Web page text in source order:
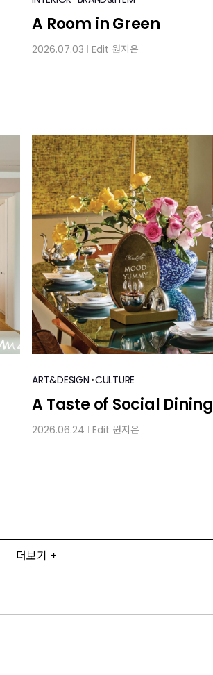
A Room in Green
2026.07.03 │Edit 원지은
ART&DESIGN ·CULTURE
A Taste of Social Dining
2026.06.24 │Edit 원지은
더보기 +